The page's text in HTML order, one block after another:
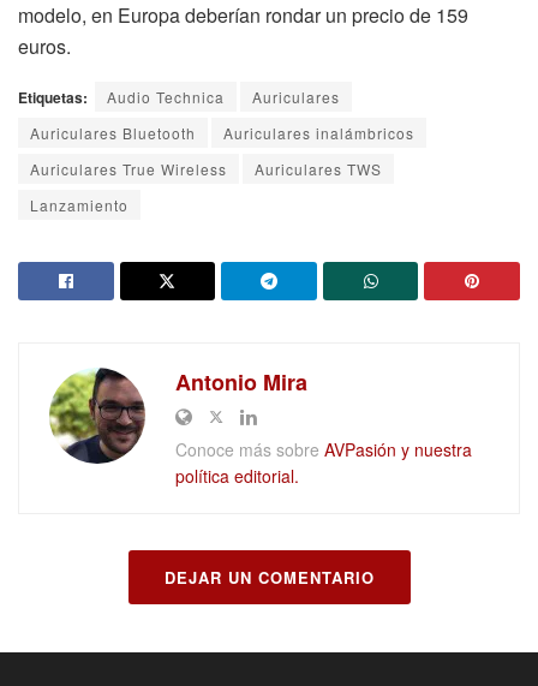
modelo, en Europa deberían rondar un precio de 159
euros.
Etiquetas: Audio Technica
Auriculares
Auriculares Bluetooth
Auriculares inalámbricos
Auriculares True Wireless
Auriculares TWS
Lanzamiento
Antonio Mira
Conoce más sobre AVPasión y nuestra
política editorial.
DEJAR UN COMENTARIO